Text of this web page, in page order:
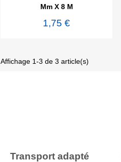
Mm X 8 M
1,75 €
Affichage 1-3 de 3 article(s)
Transport adapté